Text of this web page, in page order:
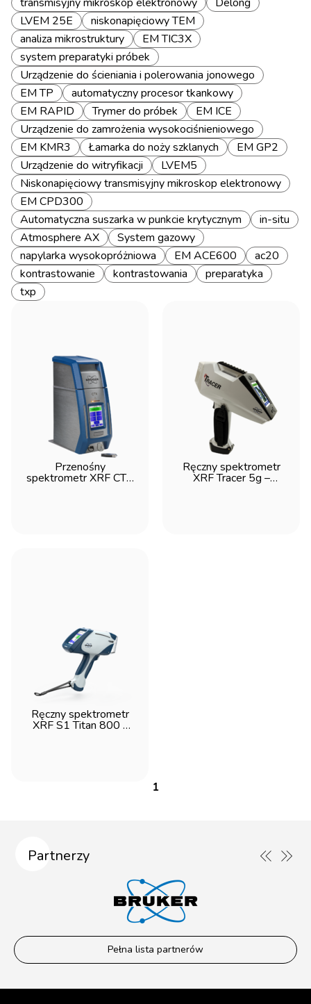
LVEM 25E
niskonapięciowy TEM
analiza mikrostruktury
EM TIC3X
system preparatyki próbek
Urządzenie do ścieniania i polerowania jonowego
EM TP
automatyczny procesor tkankowy
EM RAPID
Trymer do próbek
EM ICE
Urządzenie do zamrożenia wysokociśnieniowego
EM KMR3
Łamarka do noży szklanych
EM GP2
Urządzenie do witryfikacji
LVEM5
Niskonapięciowy transmisyjny mikroskop elektronowy
EM CPD300
Automatyczna suszarka w punkcie krytycznym
in-situ
Atmosphere AX
System gazowy
napylarka wysokopróżniowa
EM ACE600
ac20
kontrastowanie
kontrastowania
preparatyka
txp
Przenośny
spektrometr XRF CTX
Ręczny spektrometr
XRF Tracer 5g –
Ręczny spektrometr
XRF S1 Titan 800 -
1
Partnerzy
Pełna lista partnerów